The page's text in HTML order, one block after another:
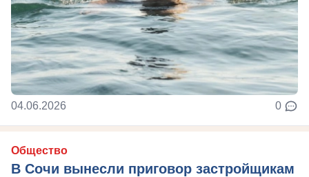
04.06.2026 0
Общество
В Сочи вынесли приговор застройщикам